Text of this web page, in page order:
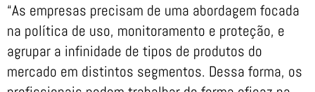
“As empresas precisam de uma abordagem focada
na política de uso, monitoramento e proteção, e
agrupar a infinidade de tipos de produtos do
mercado em distintos segmentos. Dessa forma, os